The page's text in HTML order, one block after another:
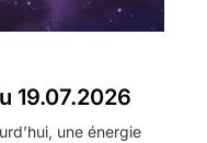
19.07.2026
une énergie